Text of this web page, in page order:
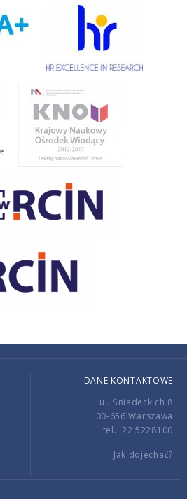
DANE KONTAKTOWE
ul. Śniadeckich 8
00-656 Warszawa
tel.: 22 5228100
Jak dojechać?